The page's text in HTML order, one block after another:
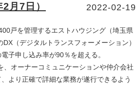
月7日） 2022-02-19
戸を管理するエストハウジング（埼玉県
（デジタルトランスフォーメーション）
子申し込み率が90％を超える。
、オーナーコミュニケーションや仲介会社
より正確で詳細な業務が遂行できるよう